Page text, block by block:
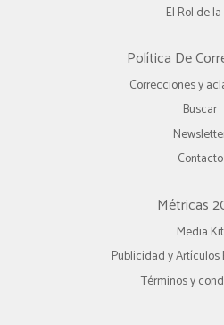
El Rol de
Política De
Correcciones y
Buscar
Contacto
Métricas
Media Kit
Publicidad y
Términos y